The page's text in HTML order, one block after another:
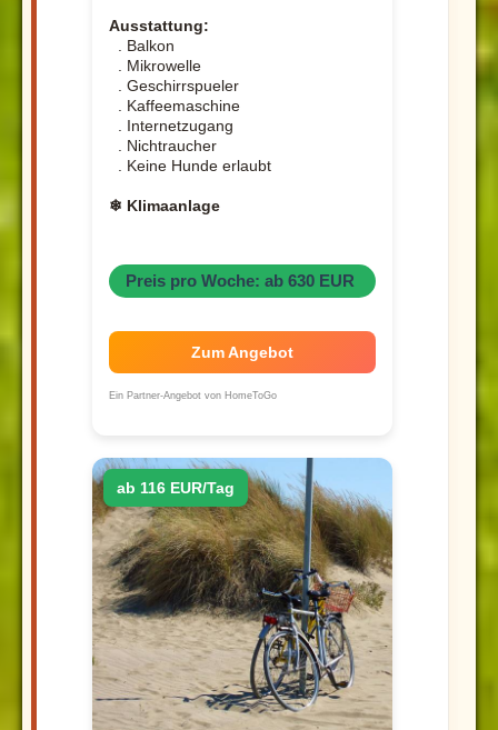
Ausstattung:
. Balkon
. Mikrowelle
. Geschirrspueler
. Kaffeemaschine
. Internetzugang
. Nichtraucher
. Keine Hunde erlaubt
❄ Klimaanlage
Preis pro Woche: ab 630 EUR
Zum Angebot
Ein Partner-Angebot von HomeToGo
ab 116 EUR/Tag